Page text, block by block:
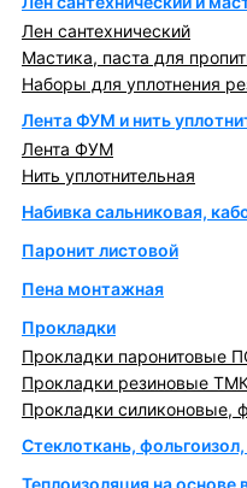
Лен сантехнический
Мастика, паста для
Наборы для уплотнения
Лента ФУМ и нить
Лента ФУМ
Нить уплотнительная
Набивка сальниковая,
Паронит листовой
Пена монтажная
Прокладки
Прокладки паронитовые
Прокладки резиновые
Прокладки силиконовые,
Стеклоткань,